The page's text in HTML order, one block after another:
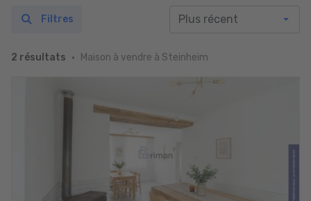
2 résultats Maison à vendre à Steinheim
Filtres